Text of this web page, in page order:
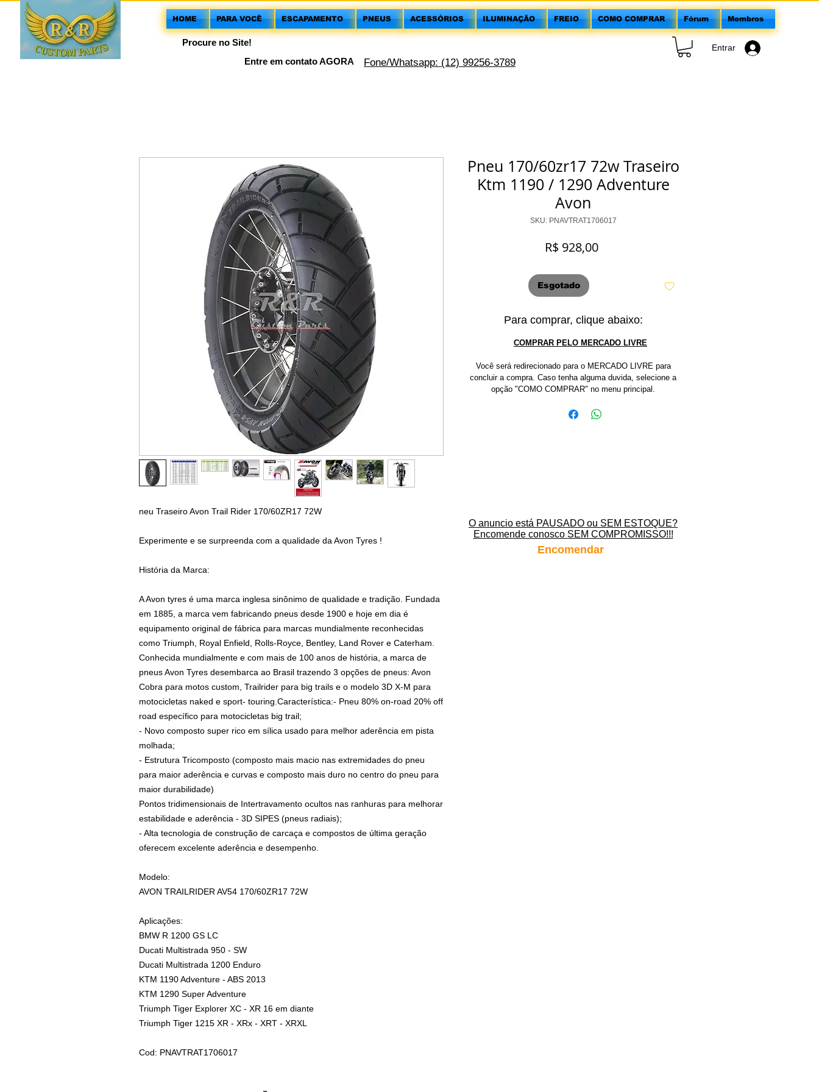
HOME PARA VOCÊ ESCAPAMENTO PNEUS ACESSÓRIOS ILUMINAÇÃO FREIO COMO COMPRAR Fórum Membros
Procure no Site!
Entre em contato AGORA
Fone/Whatsapp: (12) 99256-3789
Entrar
neu Traseiro Avon Trail Rider 170/60ZR17 72W
Experimente e se surpreenda com a qualidade da Avon Tyres !
História da Marca:
A Avon tyres é uma marca inglesa sinônimo de qualidade e tradição. Fundada
em 1885, a marca vem fabricando pneus desde 1900 e hoje em dia é
equipamento original de fábrica para marcas mundialmente reconhecidas
como Triumph, Royal Enfield, Rolls-Royce, Bentley, Land Rover e Caterham.
Conhecida mundialmente e com mais de 100 anos de história, a marca de
pneus Avon Tyres desembarca ao Brasil trazendo 3 opções de pneus: Avon
Cobra para motos custom, Trailrider para big trails e o modelo 3D X-M para
motocicletas naked e sport- touring.Característica:- Pneu 80% on-road 20% off
road específico para motocicletas big trail;
- Novo composto super rico em sílica usado para melhor aderência em pista
molhada;
- Estrutura Tricomposto (composto mais macio nas extremidades do pneu
para maior aderência e curvas e composto mais duro no centro do pneu para
maior durabilidade)
Pontos tridimensionais de Intertravamento ocultos nas ranhuras para melhorar
estabilidade e aderência - 3D SIPES (pneus radiais);
- Alta tecnologia de construção de carcaça e compostos de última geração
oferecem excelente aderência e desempenho.
Modelo:
AVON TRAILRIDER AV54 170/60ZR17 72W
Aplicações:
BMW R 1200 GS LC
Ducati Multistrada 950 - SW
Ducati Multistrada 1200 Enduro
KTM 1190 Adventure - ABS 2013
KTM 1290 Super Adventure
Triumph Tiger Explorer XC - XR 16 em diante
Triumph Tiger 1215 XR - XRx - XRT - XRXL
Cod: PNAVTRAT1706017
Pneu 170/60zr17 72w Traseiro
Ktm 1190 / 1290 Adventure
Avon
SKU: PNAVTRAT1706017
R$ 928,00Preço
Esgotado
Para comprar, clique abaixo:
COMPRAR PELO MERCADO LIVRE
Você será redirecionado para o MERCADO LIVRE para
concluir a compra. Caso tenha alguma duvida, selecione a
opção "COMO COMPRAR" no menu principal.
O anuncio está PAUSADO ou SEM ESTOQUE?
Encomende conosco SEM COMPROMISSO!!!
Encomendar